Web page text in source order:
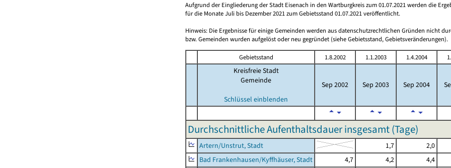
Aufgrund der Eingliederung der Stadt Eisenach in den Wartburgkreis zum 01.07.2021 werden die
für die Monate Juli bis Dezember 2021 zum Gebietsstand 01.07.2021 veröffentlicht.
Hinweis: Die Ergebnisse für einige Gemeinden werden aus datenschutzrechtlichen Gründen nicht
bzw. Gemeinden wurden aufgelöst oder neu gegründet (siehe Gebietsstand, Gebietsveränderungen).
Gebietsstand 1.8.2002 1.1.2003 1.4.2004
Kreisfreie Stadt
Gemeinde
Schlüssel einblenden
Sep 2002 Sep 2003 Sep 2004
Durchschnittliche Aufenthaltsdauer insgesamt (Tage)
Artern/Unstrut, Stadt 1,7 2,0
Bad Frankenhausen/Kyffhäuser, Stadt
4,7 4,2 4,4